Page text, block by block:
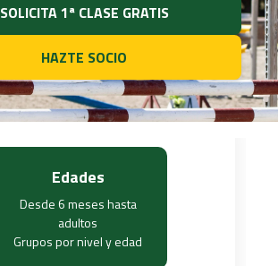
SOLICITA 1ª CLASE GRATIS
HAZTE SOCIO
Edades
Desde 6 meses hasta
adultos
Grupos por nivel y edad